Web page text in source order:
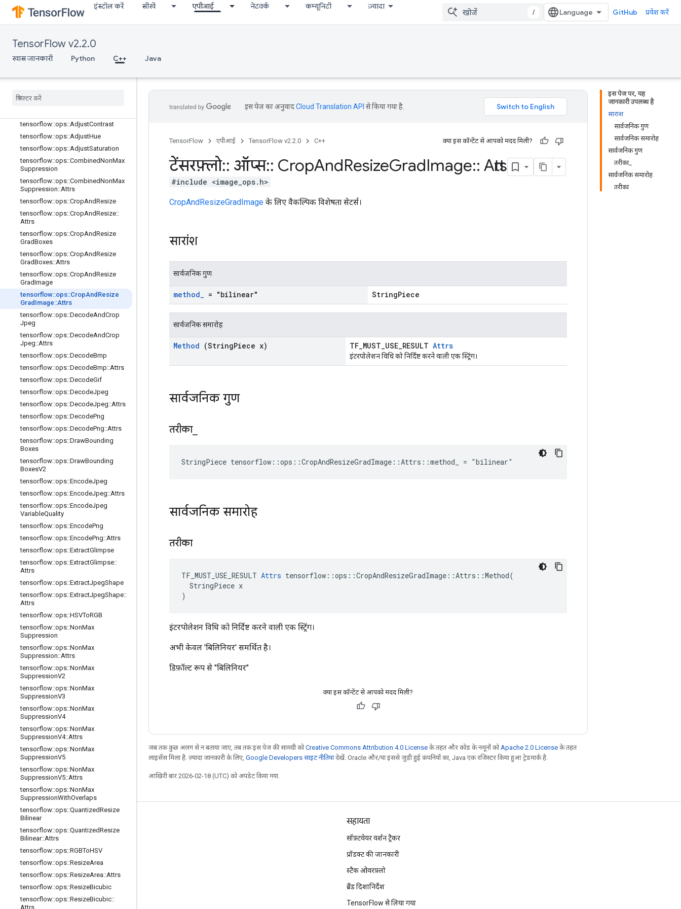
इंस्टॉल करें सीखें एपीआई नेटवर्क कम्यूनिटी ज़्यादा
/ GitHub प्रवेश करें
TensorFlow v2.2.0
खास जानकारी Python C++ Java
C++
array_ops
control_flow_ops
image_ ops
tensorflow::ops::AdjustContrast
tensorflow::ops::AdjustHue
tensorflow::ops::AdjustSaturation
tensorflow::ops::CombinedNonMax
Suppression
tensorflow::ops::CombinedNonMax
Suppression::Attrs
tensorflow::ops::CropAndResize
tensorflow::ops::CropAndResize::
Attrs
tensorflow::ops::CropAndResize
GradBoxes
tensorflow::ops::CropAndResize
GradBoxes::Attrs
tensorflow::ops::CropAndResize
GradImage
tensorflow::ops::CropAnd Resize
Grad Image::Attrs
tensorflow::ops::DecodeAndCrop
Jpeg
tensorflow::ops::DecodeAndCrop
Jpeg::Attrs
tensorflow::ops::DecodeBmp
tensorflow::ops::DecodeBmp::Attrs
tensorflow::ops::DecodeGif
tensorflow::ops::DecodeJpeg
tensorflow::ops::DecodeJpeg::Attrs
tensorflow::ops::DecodePng
tensorflow::ops::DecodePng::Attrs
tensorflow::ops::DrawBounding
Boxes
tensorflow::ops::DrawBounding
BoxesV2
tensorflow::ops::EncodeJpeg
tensorflow::ops::EncodeJpeg::Attrs
tensorflow::ops::EncodeJpeg
VariableQuality
tensorflow::ops::EncodePng
tensorflow::ops::EncodePng::Attrs
tensorflow::ops::ExtractGlimpse
tensorflow::ops::ExtractGlimpse::
Attrs
tensorflow::ops::ExtractJpegShape
tensorflow::ops::ExtractJpegShape::
Attrs
tensorflow::ops::HSVToRGB
tensorflow::ops::NonMax
Suppression
tensorflow::ops::NonMax
Suppression::Attrs
tensorflow::ops::NonMax
SuppressionV2
tensorflow::ops::NonMax
SuppressionV3
tensorflow::ops::NonMax
SuppressionV4
tensorflow::ops::NonMax
SuppressionV4::Attrs
tensorflow::ops::NonMax
SuppressionV5
tensorflow::ops::NonMax
SuppressionV5::Attrs
tensorflow::ops::NonMax
SuppressionWithOverlaps
tensorflow::ops::QuantizedResize
Bilinear
tensorflow::ops::QuantizedResize
Bilinear::Attrs
tensorflow::ops::RGBToHSV
tensorflow::ops::ResizeArea
tensorflow::ops::ResizeArea::Attrs
tensorflow::ops::ResizeBicubic
tensorflow::ops::ResizeBicubic::
Attrs
इस पेज पर, यह
जानकारी उपलब्ध है
सारांश
सार्वजनिक गुण
सार्वजनिक समारोह
सार्वजनिक गुण
तरीका_
सार्वजनिक समारोह
तरीका
इस पेज का अनुवादCloud Translation API से किया गया है.
TensorFlow एपीआई TensorFlow v2.2.0 C++ क्या इस कॉन्टेंट से आपको मदद मिली?
टेंसरफ़्लो:: ऑप्स:: CropAndResizeGradImage:: Attrs
#include <image_ops.h>
CropAndResizeGradImage के लिए वैकल्पिक विशेषता सेटर्स।
सारांश
सार्वजनिक गुण
method_ = "bilinear" StringPiece
सार्वजनिक समारोह
Method (StringPiece x) TF_MUST_USE_RESULT Attrs
इंटरपोलेशन विधि को निर्दिष्ट करने वाली एक स्ट्रिंग।
सार्वजनिक गुण
तरीका_
StringPiece tensorflow::ops::CropAndResizeGradImage::Attrs::method_ = "bilinear"
सार्वजनिक समारोह
तरीका
TF_MUST_USE_RESULT Attrs tensorflow::ops::CropAndResizeGradImage::Attrs::Method(
  StringPiece x
)
इंटरपोलेशन विधि को निर्दिष्ट करने वाली एक स्ट्रिंग।
अभी केवल 'बिलिनियर' समर्थित है।
डिफ़ॉल्ट रूप से "बिलिनियर"
क्या इस कॉन्टेंट से आपको मदद मिली?
जब तक कुछ अलग से न बताया जाए, तब तक इस पेज की सामग्री कोCreative Commons Attribution 4.0 License के तहत और कोड के नमूनों को Apache 2.0 License के तहत
लाइसेंस मिला है. ज़्यादा जानकारी के लिए, Google Developers साइट नीतियांदेखें. Oracle और/या इससे जुड़ी हुई कंपनियों का, Java एक रजिस्टर किया हुआ ट्रेडमार्क है.
आखिरी बार 2026-02-18 (UTC) को अपडेट किया गया.
जुड़े रहें
ब्लॉग
फ़ोरम
Twitter
YouTube
सहायता
सॉफ़्टवेयर वर्शन ट्रैकर
प्रॉडक्ट की जानकारी
स्टैक ओवरफ़्लो
ब्रैंड दिशानिर्देश
TensorFlow से लिया गया